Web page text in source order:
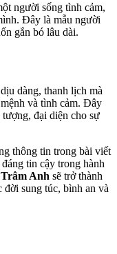
người sống tình cảm,
Đây là mẫu người
gắn bó lâu dài.
dàng, thanh lịch mà
và tình cảm. Đây
đại diện cho sự
thông tin trong bài viết
tin cậy trong hành
Anh sẽ trở thành
sung túc, bình an và